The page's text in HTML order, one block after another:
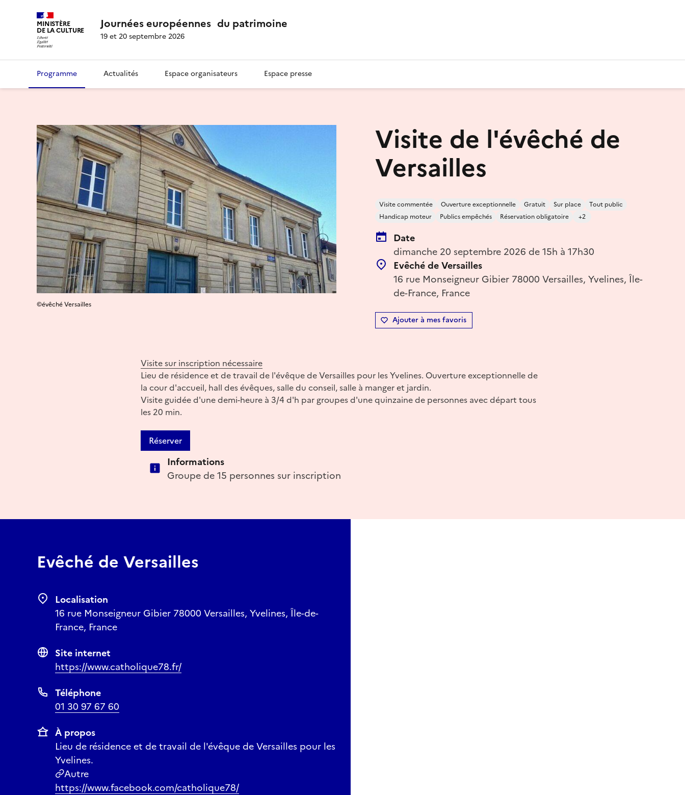
MINISTÈRE
DE LA CULTURE Journées européennes du patrimoine
19 et 20 septembre 2026
Programme Actualités Espace organisateurs Espace presse
Visite de l'évêché de
Versailles
Visite commentée Ouverture exceptionnelle Gratuit Sur place
Tout public
Handicap moteur
Publics empêchés Réservation obligatoire +2
Date
dimanche 20 septembre 2026 de 15h à 17h30
Evêché de Versailles
16 rue Monseigneur Gibier 78000 Versailles, Yvelines, Île-
de-France, France
Ajouter à mes favoris
©évêché Versailles
Visite sur inscription nécessaire
Lieu de résidence et de travail de l'évêque de Versailles pour les Yvelines. Ouverture exceptionnelle de
la cour d'accueil, hall des évêques, salle du conseil, salle à manger et jardin.
Visite guidée d'une demi-heure à 3/4 d'h par groupes d'une quinzaine de personnes avec départ tous
les 20 min.
Réserver
Informations
Groupe de 15 personnes sur inscription
Evêché de Versailles
Localisation
16 rue Monseigneur Gibier 78000 Versailles, Yvelines, Île-de-
France, France
Site internet
https://www.catholique78.fr/
Téléphone
01 30 97 67 60
À propos
Lieu de résidence et de travail de l'évêque de Versailles pour les
Yvelines.
Autre
https://www.facebook.com/catholique78/